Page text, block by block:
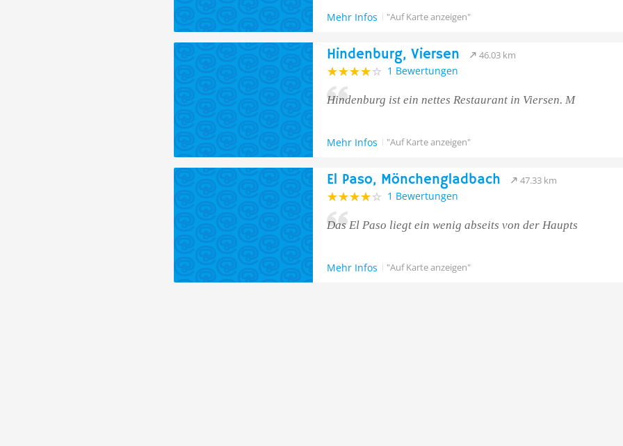
Mehr Infos "Auf Karte anzeigen"
Hindenburg, Viersen 46.03 km
1 Bewertungen
Hindenburg ist ein nettes Restaurant in Viersen. M
Mehr Infos "Auf Karte anzeigen"
El Paso, Mönchengladbach 47.33 km
1 Bewertungen
Das El Paso liegt ein wenig abseits von der Haupts
Mehr Infos "Auf Karte anzeigen"